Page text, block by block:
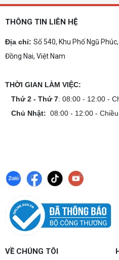
hình mạnh,
phá ngay
phù hợp,
copy nhanh.
tăng hiệu
nâng cấp
nhân và
THÔNG TIN LIÊN HỆ
Địa chỉ: Số 540, Khu Phố Ngũ
Đồng Nai, Việt Nam
THỜI GIAN LÀM VIỆC:
Thứ 2 - Thứ 7: 08:00 - 12:00 -
Chủ Nhật: 08:00 - 12:00 -
VỀ CHÚNG TÔI